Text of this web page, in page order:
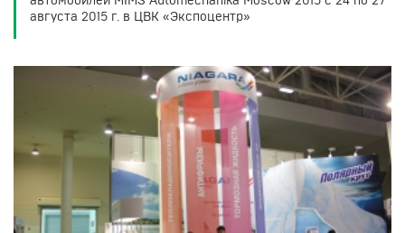
августа 2015 г. в ЦВК «Экспоцентр»